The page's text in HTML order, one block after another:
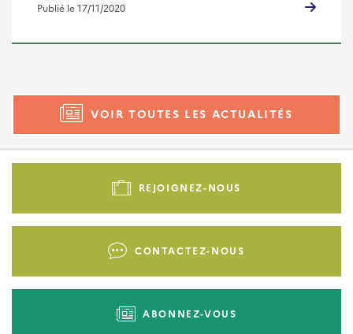
Publié le 17/11/2020
VOIR TOUTES LES ACTUALITÉS
Pied
-
REJOIGNEZ-NOUS
CONTACTEZ-NOUS
ABONNEZ-VOUS